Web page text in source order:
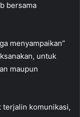
bersama
menyampaikan”
untuk
maupun
terjalin komunikasi,